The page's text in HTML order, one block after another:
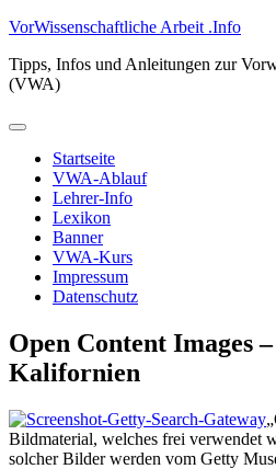
Zum
springen
VorWissenschaftliche Arbeit .Info
Tipps, Infos und Anleitungen zur
(VWA)
Primäres
Startseite
VWA-Ablauf
Lehrer-Info
Lexikon
Banner
VWA-Kurs
Impressum
Datenschutz
Open Content Images
Kalifornien
Bildmaterial, welches frei verwendet
solcher Bilder werden vom Getty